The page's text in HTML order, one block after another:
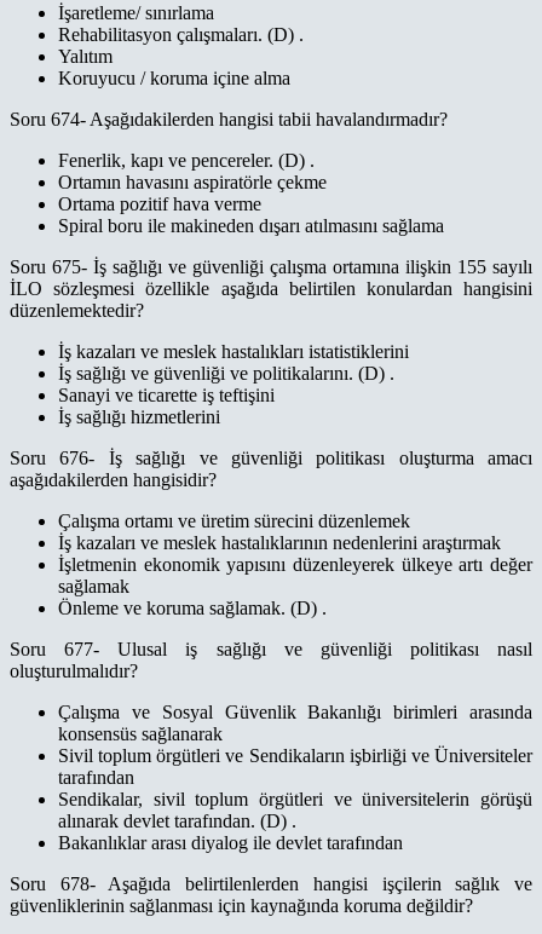
İşaretleme/ sınırlama
Rehabilitasyon çalışmaları. (D) .
Yalıtım
Koruyucu / koruma içine alma
Soru 674- Aşağıdakilerden hangisi tabii havalandırmadır?
Fenerlik, kapı ve pencereler. (D) .
Ortamın havasını aspiratörle çekme
Ortama pozitif hava verme
Spiral boru ile makineden dışarı atılmasını sağlama
Soru 675- İş sağlığı ve güvenliği çalışma ortamına ilişkin 155 sayılı
İLO sözleşmesi özellikle aşağıda belirtilen konulardan hangisini
düzenlemektedir?
İş kazaları ve meslek hastalıkları istatistiklerini
İş sağlığı ve güvenliği ve politikalarını. (D) .
Sanayi ve ticarette iş teftişini
İş sağlığı hizmetlerini
Soru 676- İş sağlığı ve güvenliği politikası oluşturma amacı
aşağıdakilerden hangisidir?
Çalışma ortamı ve üretim sürecini düzenlemek
İş kazaları ve meslek hastalıklarının nedenlerini araştırmak
İşletmenin ekonomik yapısını düzenleyerek ülkeye artı değer
sağlamak
Önleme ve koruma sağlamak. (D) .
Soru 677- Ulusal iş sağlığı ve güvenliği politikası nasıl
oluşturulmalıdır?
Çalışma ve Sosyal Güvenlik Bakanlığı birimleri arasında
konsensüs sağlanarak
Sivil toplum örgütleri ve Sendikaların işbirliği ve Üniversiteler
tarafından
Sendikalar, sivil toplum örgütleri ve üniversitelerin görüşü
alınarak devlet tarafından. (D) .
Bakanlıklar arası diyalog ile devlet tarafından
Soru 678- Aşağıda belirtilenlerden hangisi işçilerin sağlık ve
güvenliklerinin sağlanması için kaynağında koruma değildir?